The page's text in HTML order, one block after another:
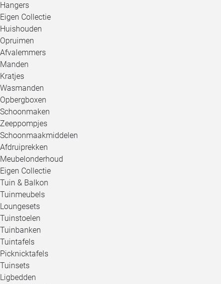
Hangers
Eigen Collectie
Huishouden
Opruimen
Afvalemmers
Manden
Kratjes
Wasmanden
Opbergboxen
Schoonmaken
Zeeppompjes
Schoonmaakmiddelen
Afdruiprekken
Meubelonderhoud
Eigen Collectie
Tuin & Balkon
Tuinmeubels
Loungesets
Tuinstoelen
Tuinbanken
Tuintafels
Picknicktafels
Tuinsets
Ligbedden